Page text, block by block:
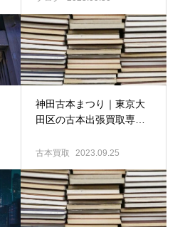
神田古本まつり｜東京大
田区の古本出張買取専門
古本買取 2023.09.25